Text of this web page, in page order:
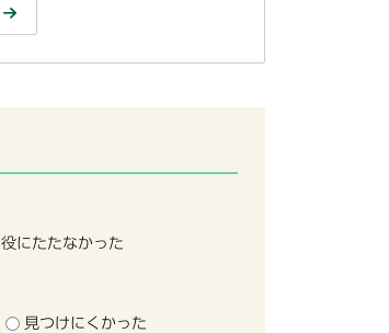
役にたたなかった
見つけにくかった